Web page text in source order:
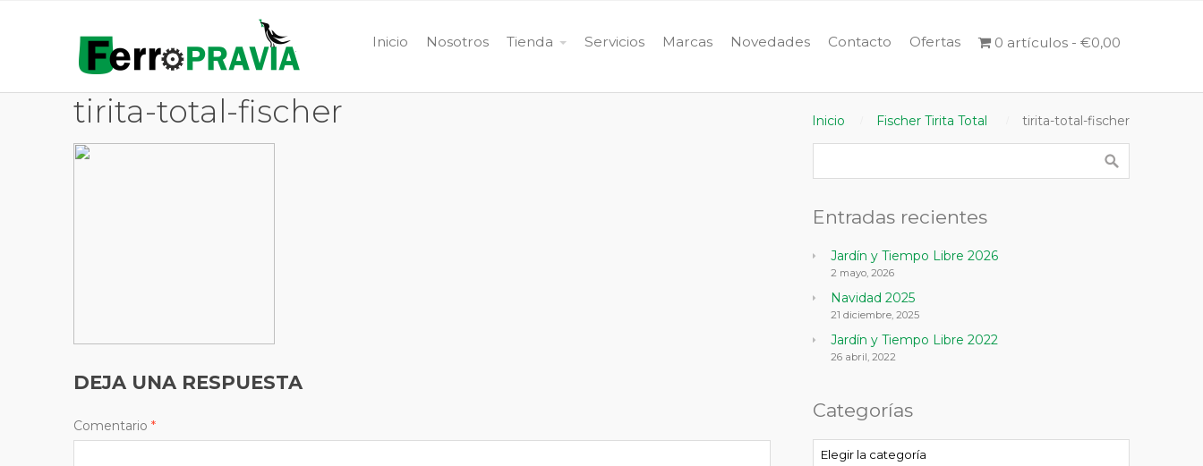
Inicio Nosotros Tienda Servicios Marcas Novedades Contacto Ofertas 0 artículos €0,00
tirita-total-fischer Inicio Fischer Tirita Total tirita-total-fischer
DEJA UNA RESPUESTA
Comentario *
Entradas recientes
Jardín y Tiempo Libre 2026
2 mayo, 2026
Navidad 2025
21 diciembre, 2025
Jardín y Tiempo Libre 2022
26 abril, 2022
Categorías
Categorías